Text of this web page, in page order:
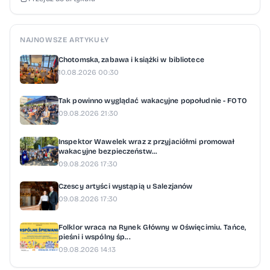
13) Beniaminek Krosno - KKPN Iskra
Brzezinka (niedziela, godz. 12) Targowianka
Targowisko - Stal Łańcut (niedziela, godz. 12)
Boguchwała (niedziela, godz. 15) Unia II
Lublin - UJ II Kraków (niedziela, godz. 17)
Pauzuje: Puszcza Niepołomice
NAJNOWSZE ARTYKUŁY
Chotomska, zabawa i książki w bibliotece
10.08.2026 00:30
Tak powinno wyglądać wakacyjne popołudnie - FOTO
09.08.2026 21:30
Inspektor Wawelek wraz z przyjaciółmi promował
wakacyjne bezpieczeństw...
09.08.2026 17:30
Czescy artyści wystąpią u Salezjanów
09.08.2026 17:30
Folklor wraca na Rynek Główny w Oświęcimiu. Tańce,
pieśni i wspólny śp...
09.08.2026 14:13